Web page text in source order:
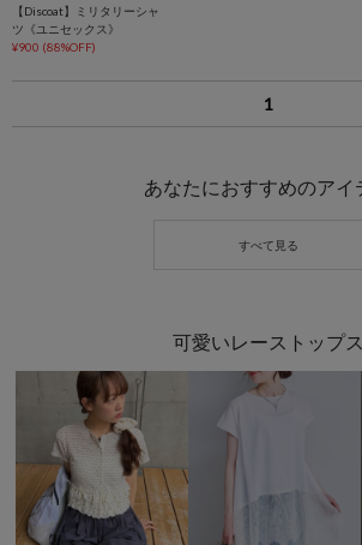
【Discoat】ミリタリーシャ
ツ《ユニセックス》
¥900 (88%OFF)
1
あなたにおすすめのアイ
可愛いレーストップス